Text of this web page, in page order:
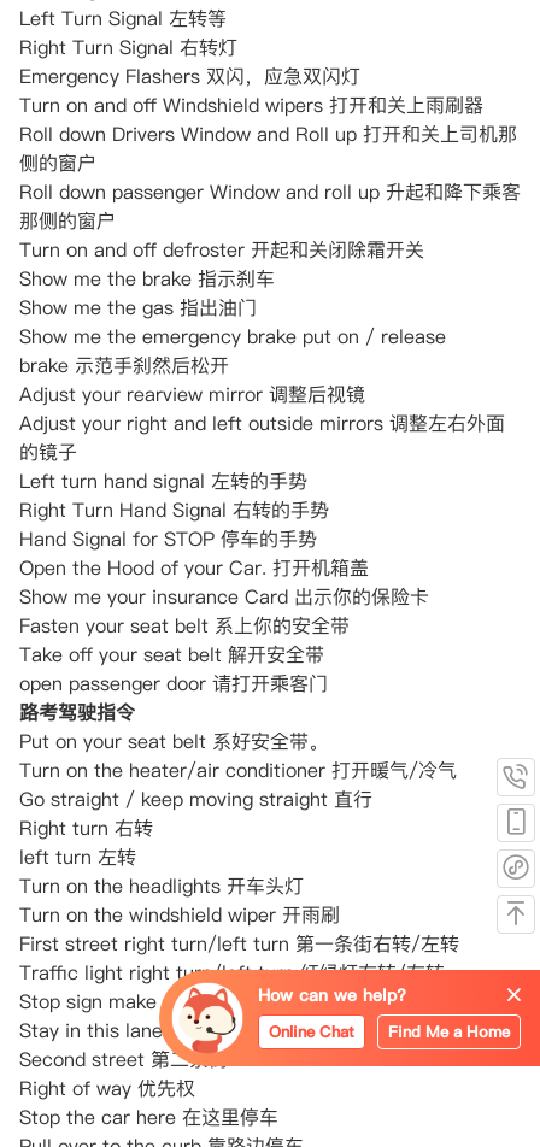
Left Turn Signal 左转等
Right Turn Signal 右转灯
Emergency Flashers 双闪，应急双闪灯
Turn on and off Windshield wipers 打开和关上雨刷器
Roll down Drivers Window and Roll up 打开和关上司机那
侧的窗户
Roll down passenger Window and roll up 升起和降下乘客
那侧的窗户
Turn on and off defroster 开起和关闭除霜开关
Show me the brake 指示刹车
Show me the gas 指出油门
Show me the emergency brake put on / release
brake 示范手刹然后松开
Adjust your rearview mirror 调整后视镜
Adjust your right and left outside mirrors 调整左右外面
的镜子
Left turn hand signal 左转的手势
Right Turn Hand Signal 右转的手势
Hand Signal for STOP 停车的手势
Open the Hood of your Car. 打开机箱盖
Show me your insurance Card 出示你的保险卡
Fasten your seat belt 系上你的安全带
Take off your seat belt 解开安全带
open passenger door 请打开乘客门
路考驾驶指令
Put on your seat belt 系好安全带。
Turn on the heater/air conditioner 打开暖气/冷气
Go straight / keep moving straight 直行
Right turn 右转
left turn 左转
Turn on the headlights 开车头灯
Turn on the windshield wiper 开雨刷
First street right turn/left turn 第一条街右转/左转
Traffic light right turn/left turn 红绿灯右转/左转
Stop sign make a right turn/left turn 停车牌右转/左转
Stay in this lane 保持在这条线路行驶
Second street 第二条街
Right of way 优先权
Stop the car here 在这里停车
How can we help?
Online Chat Find Me a Home